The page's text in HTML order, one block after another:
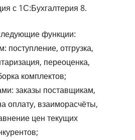
с 1С:Бухгалтерия 8.
функции:
поступление, отгрузка,
переоценка,
комплектов;
заказы поставщикам,
оплату, взаиморасчёты,
цен текущих